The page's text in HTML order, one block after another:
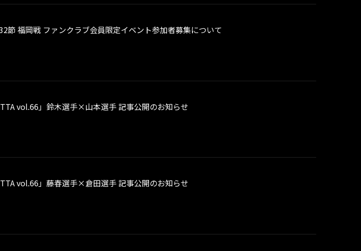
節 福岡戦 ファンクラブ会員限定イベント参加者募集について
vol.66」鈴木選手×山本選手 記事公開のお知らせ
vol.66」藤春選手×倉田選手 記事公開のお知らせ